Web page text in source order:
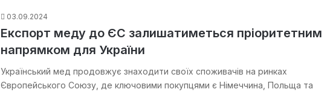
03.09.2024
Експорт меду до ЄС залишатиметься пріоритетним
напрямком для України
Український мед продовжує знаходити своїх споживачів на ринках
Європейського Союзу, де ключовими покупцями є Німеччина, Польща та